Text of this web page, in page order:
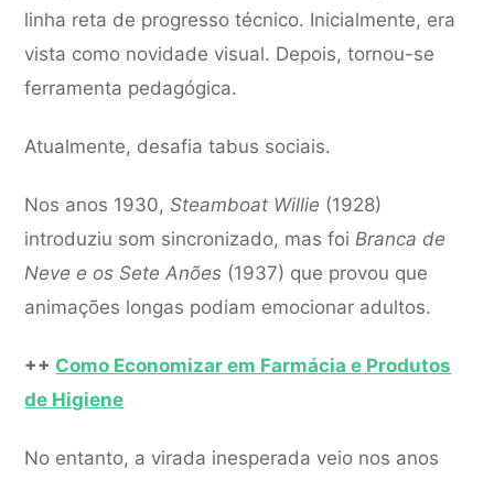
linha reta de progresso técnico. Inicialmente, era
vista como novidade visual. Depois, tornou-se
ferramenta pedagógica.
Atualmente, desafia tabus sociais.
Nos anos 1930,Steamboat Willie (1928)
introduziu som sincronizado, mas foiBranca de
Neve e os Sete Anões (1937) que provou que
animações longas podiam emocionar adultos.
++ Como Economizar em Farmácia e Produtos
de Higiene
No entanto, a virada inesperada veio nos anos